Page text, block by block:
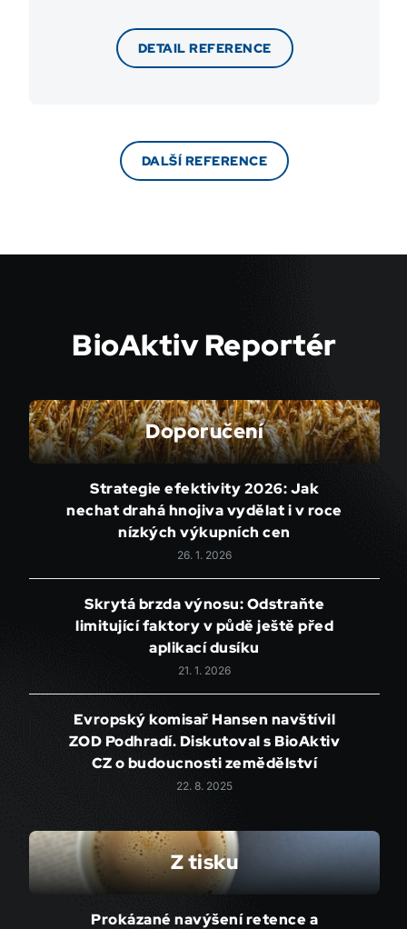
DETAIL REFERENCE
DALŠÍ REFERENCE
BioAktiv Reportér
Doporučení
Strategie efektivity 2026: Jak
nechat drahá hnojiva vydělat i v roce
nízkých výkupních cen
26. 1. 2026
Skrytá brzda výnosu: Odstraňte
limitující faktory v půdě ještě před
aplikací dusíku
21. 1. 2026
Evropský komisař Hansen navštívil
ZOD Podhradí. Diskutoval s BioAktiv
CZ o budoucnosti zemědělství
22. 8. 2025
Z tisku
Prokázané navýšení retence a